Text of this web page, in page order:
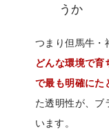
うか
つまり但馬牛・
どんな環境で
で最も明確にた
た透明性が、ブ
います。